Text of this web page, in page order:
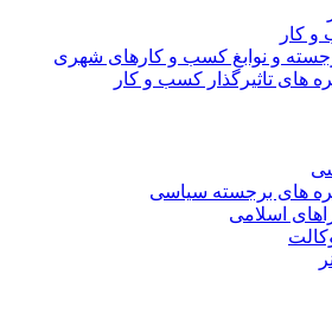
کار
و نوابغ کسب و کارهای شهری
های تاثیرگذار کسب و کار
های برجسته سیاسی
اسلامی